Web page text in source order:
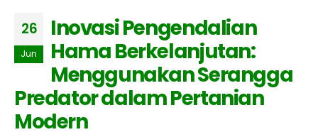
26
Jun
Inovasi Pengendalian
Hama Berkelanjutan:
Menggunakan Serangga
Predator dalam Pertanian
Modern